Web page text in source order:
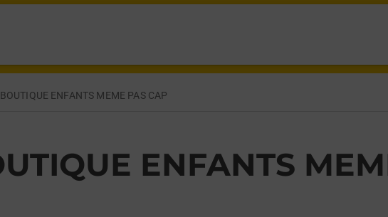
BOUTIQUE ENFANTS MEME PAS CAP
ENFANTS
ST AUBIN DU CORMIER,